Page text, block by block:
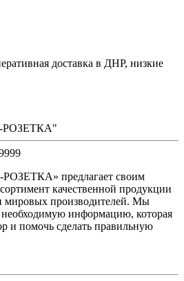
доставка в ДНР, низкие
РОЗЕТКА"
предлагает своим
качественной продукции
мировых производителей. Мы
информацию, которая
и помочь сделать правильную